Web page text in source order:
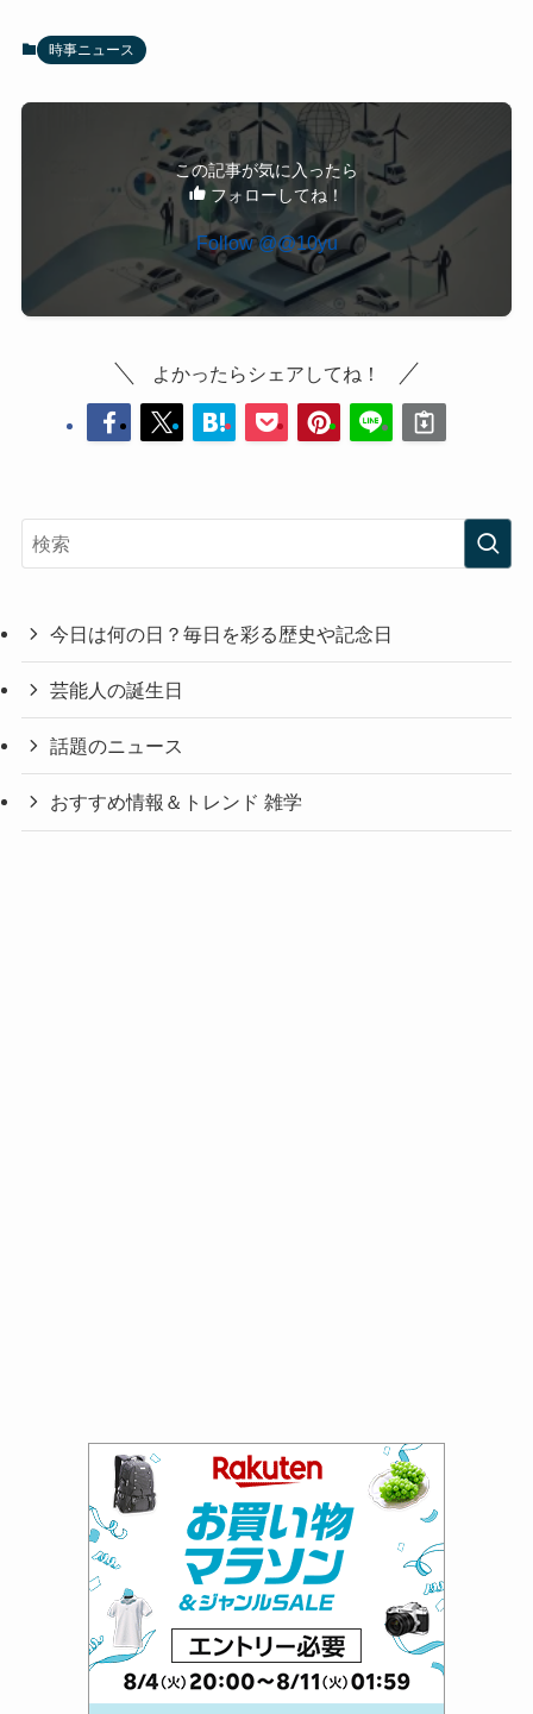
時事ニュース
この記事が気に入ったら
フォローしてね！
よかったらシェアしてね！
今日は何の日？毎日を彩る歴史や記念日
芸能人の誕生日
話題のニュース
おすすめ情報＆トレンド 雑学